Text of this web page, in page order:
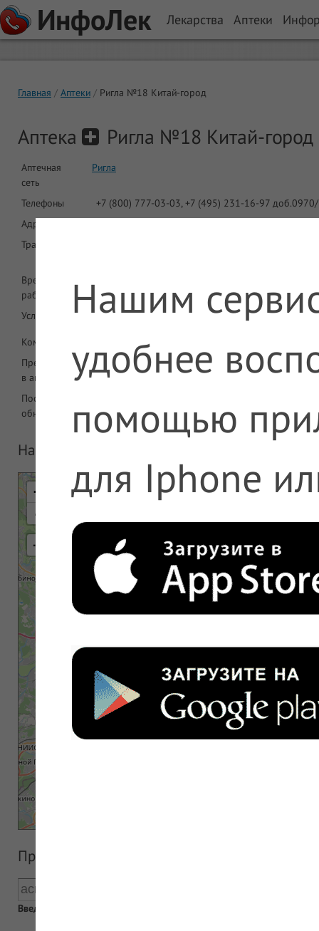
ИнфоЛек Лекарства Аптеки
Главная Аптеки Ригла №18 Китай-город
Аптека Ригла №18 Китай-город
Аптечная
сеть
Ригла
Телефоны
+7 (800) 777-03-03, +7 (495) 231-16-97
Адрес
Транспорт
Время
работы
Услуги
Комментарий
Предложений
в аптеке
2788
Последнее
обновление
На карте
+
-
⇢
Прайс аптеки
Введен пустой поисковый запрос
Нашим
удобнее
помощью
для Iphone